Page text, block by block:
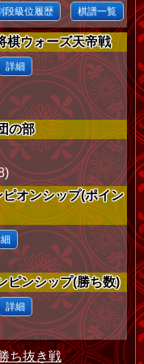
段級位履歴 棋譜一覧
棋ウォーズ天帝戦
詳細
の部
オンシップ(ポイン
ピンシップ(勝ち数)
詳細
ち抜き戦